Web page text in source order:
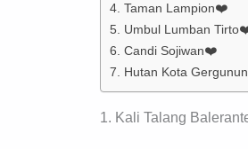
4. Taman Lampion❤️
5. Umbul Lumban
6. Candi Sojiwan❤️
7. Hutan Kota
1. Kali Talang